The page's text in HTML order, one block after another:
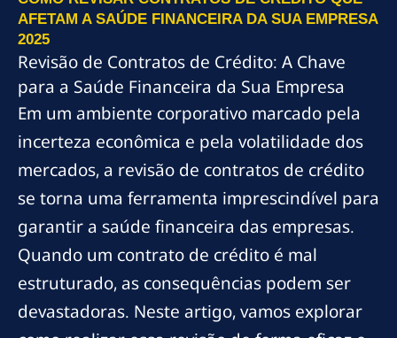
AFETAM A SAÚDE FINANCEIRA DA SUA EMPRESA
2025
Revisão de Contratos de Crédito: A Chave
para a Saúde Financeira da Sua Empresa
Em um ambiente corporativo marcado pela
incerteza econômica e pela volatilidade dos
mercados, a revisão de contratos de crédito
se torna uma ferramenta imprescindível para
garantir a saúde financeira das empresas.
Quando um contrato de crédito é mal
estruturado, as consequências podem ser
devastadoras. Neste artigo, vamos explorar